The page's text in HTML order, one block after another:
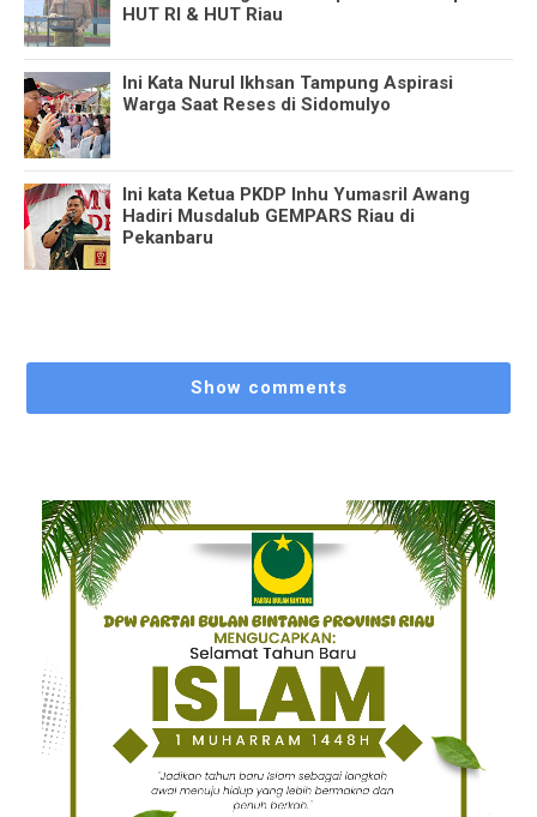
HUT RI & HUT Riau
Ini Kata Nurul Ikhsan Tampung Aspirasi
Warga Saat Reses di Sidomulyo
Ini kata Ketua PKDP Inhu Yumasril Awang
Hadiri Musdalub GEMPARS Riau di
Pekanbaru
Show comments